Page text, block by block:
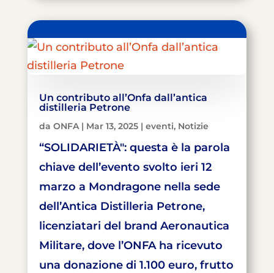
Un contributo all’Onfa dall’antica
distilleria Petrone
da ONFA| Mar 13, 2025| eventi, Notizie
“SOLIDARIETÀ": questa è la parola
chiave dell’evento svolto ieri 12
marzo a Mondragone nella sede
dell’Antica Distilleria Petrone,
licenziatari del brand Aeronautica
Militare, dove l’ONFA ha ricevuto
una donazione di 1.100 euro, frutto